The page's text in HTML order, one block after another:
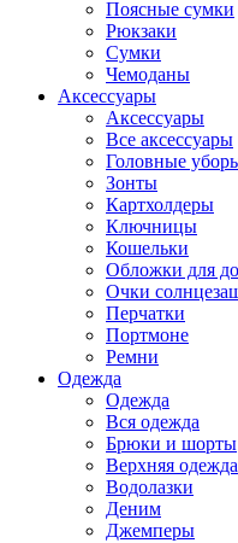
Поясные сумки
Рюкзаки
Сумки
Чемоданы
Аксессуары
Аксессуары
Все аксессуары
Головные
Зонты
Картхолдеры
Ключницы
Кошельки
Обложки для
Очки
Перчатки
Портмоне
Ремни
Одежда
Одежда
Вся одежда
Брюки и шорты
Верхняя одежда
Водолазки
Деним
Джемперы